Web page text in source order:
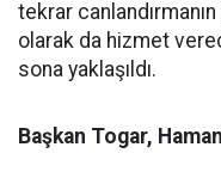
tekrar
olarak da hizmet
sona yaklaşıldı.
Başkan Togar,